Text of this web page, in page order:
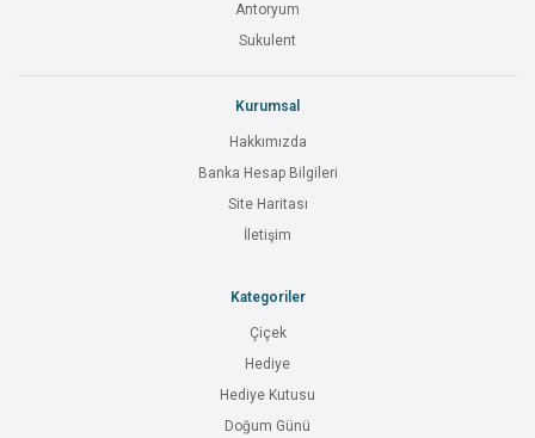
Antoryum
Sukulent
Kurumsal
Hakkımızda
Banka Hesap Bilgileri
Site Haritası
İletişim
Kategoriler
Çiçek
Hediye
Hediye Kutusu
Doğum Günü